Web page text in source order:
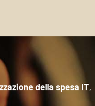
della spesa IT,